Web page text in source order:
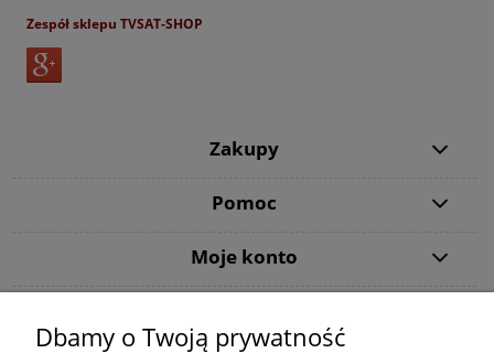
Zespół sklepu TVSAT-SHOP
Zakupy
Pomoc
Moje konto
Dbamy o Twoją prywatność